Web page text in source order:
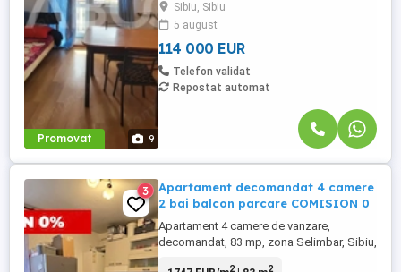
Promovat 9
inaltime P+4E. Apartamentul este
compartimentat semidecomandat si este
compus din 3 dormitoare, un living, o
Sibiu, Sibiu
5 august
114 000 EUR
Telefon validat
Repostat automat
3
Apartament decomandat 4 camere
2 bai balcon parcare COMISION 0
Apartament 4 camere de vanzare,
decomandat, 83 mp, zona Selimbar, Sibiu,
2 2